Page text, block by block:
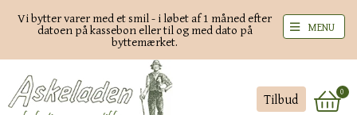
Vi bytter varer med et smil - i løbet af 1 måned efter
datoen på kassebon eller til og med dato på
byttemærket.
Tilbud 0
MENU